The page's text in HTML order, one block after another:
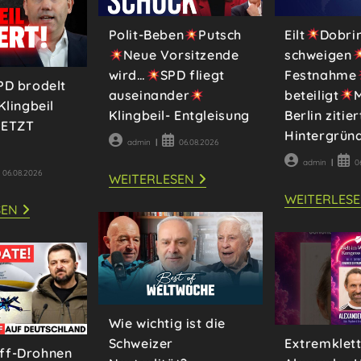
KISSLER
KOMPAKT
Eilt
schweigen
Festnahme
beteiligt
Berlin
Beitrags-
admin
Polit-Beben
Putsch
Neue Vorsitzende
wird…
SPD fliegt
auseinander
Klingbeil- Entgleisung
Beitrags-
admin
Beitrag06.08.2026
WEITERLESENPOLIT-
BEBEN
PUTSCH
NEUE
VORSITZENDE
WIRD…
SPD
FLIEGT
AUSEINANDER
KLINGBEIL-
brodelt
06.08.2026
IN
SPD
BRODELT
ES
HEFTIG:
KLINGBEIL
SOLL
ABGESETZT
WERDEN!
Wie wichtig ist die
Schweizer
Drohnen